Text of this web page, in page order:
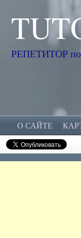
РЕПЕТИТОР
О САЙТЕ